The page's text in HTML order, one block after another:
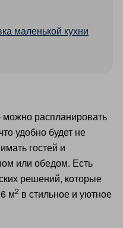
маленькой кухни
распланировать
удобно будет не
гостей и
или обедом. Есть
решений, которые
м2 в стильное и уютное